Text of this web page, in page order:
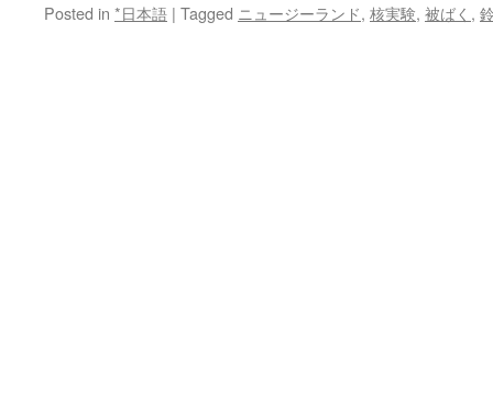
Posted in *日本語 | Tagged ニュージーランド, 核実験, 被ばく ,